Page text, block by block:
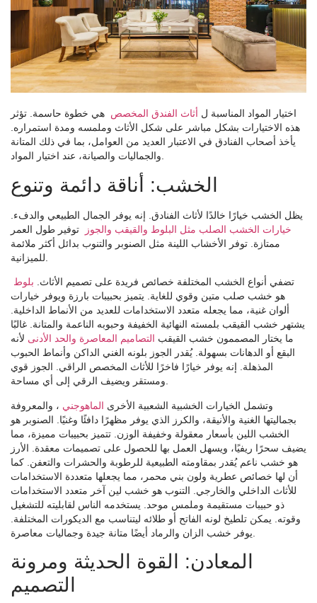
اختيار المواد المناسبة ل أثاث الفندق المخصص هي خطوة حاسمة. تؤثر
هذه الاختيارات بشكل مباشر على شكل الأثاث وملمسه ومدة استمراره.
يأخذ أصحاب الفنادق في الاعتبار العديد من العوامل، بما في ذلك المتانة
والجماليات والصيانة، عند اختيار المواد.
الخشب: أناقة دائمة وتنوع
يظل الخشب خيارًا خالدًا لأثاث الفنادق. إنه يوفر الجمال الطبيعي والدفء.
خيارات الخشب الصلب مثل البلوط والقيقب والجوز
توفير طول العمر
ممتازة. توفر الأخشاب اللينة مثل الصنوبر والتنوب بدائل أكثر ملائمة
تضفي أنواع الخشب المختلفة خصائص فريدة على تصميم الأثاث. بلوط
هو خشب صلب متين وقوي للغاية. يتميز بحبيبات بارزة ويوفر خيارات
ألوان غنية، مما يجعله متعدد الاستخدامات للعديد من الأنماط الداخلية.
يشتهر خشب القيقب بلمسته النهائية الخفيفة وحبوبه الناعمة والمتانة. غالبًا
ما يختار المصممون خشب القيقب التصاميم المعاصرة والحد الأدنى لأنه
البقع أو الدهانات بسهولة. يُقدر الجوز بلونه الغني الداكن وأنماط الحبوب
المذهلة. إنه يوفر خيارًا فاخرًا للأثاث المخصص الراقي. الجوز قوي
وتشمل الخيارات الخشبية الشعبية الأخرى الماهوجني ، والمعروفة
بجماليتها الغنية والأنيقة، والكرز الذي يوفر مظهرًا دافئًا وغنيًا. الصنوبر هو
الخشب اللين بأسعار معقولة وخفيفة الوزن. تتميز بحبيبات مميزة، مما
يضيف سحرًا ريفيًا، ويسهل العمل بها للحصول على تصميمات معقدة. الأرز
هو خشب ناعم يُقدر بمقاومته الطبيعية للرطوبة والحشرات والتعفن. كما
أن لها خصائص عطرية ولون بني محمر، مما يجعلها متعددة الاستخدامات
للأثاث الداخلي والخارجي. التنوب هو خشب لين آخر متعدد الاستخدامات
ذو حبيبات مستقيمة وملمس موحد. يستخدمه الناس لقابليته للتشغيل
وقوته. يمكن تلطيخ لونه الفاتح أو طلائه ليتناسب مع الديكورات المختلفة.
المعادن: القوة الحديثة ومرونة
التصميم